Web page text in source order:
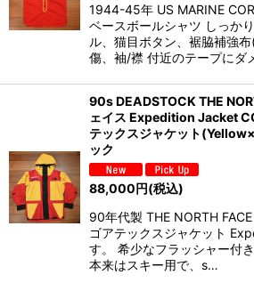
1944-45年 US MARINE
ベースボールシャツ しっか
ル、猫目ボタン、裾脇補強布
傷、袖/襟 付近のテープにダ
90s DEADSTOCK THE
ェイス Expedition Jacket
テックスジャケット
ック
88,000円(税込)
90年代製 THE NORTH
ゴアテックスジャケット
す。 希少なフラッシャー付
本来はスキー用で、s…